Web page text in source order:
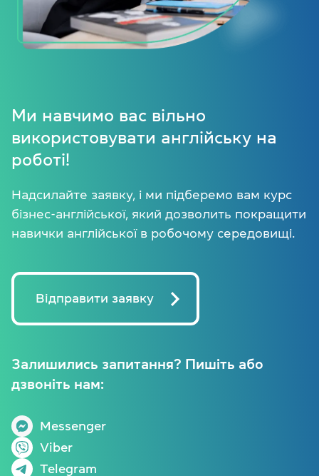
Ми навчимо вас вільно
використовувати англійську на
роботі!
Надсилайте заявку, і ми підберемо вам курс
бізнес-англійської, який дозволить покращити
навички англійської в робочому середовищі.
Відправити заявку
Залишились запитання? Пишіть або
дзвоніть нам:
Messenger
Viber
Telegram